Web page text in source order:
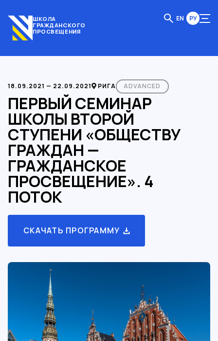
ШКОЛА
ГРАЖДАНСКОГО
ПРОСВЕЩЕНИЯ
EN РУ
18.09.2021 — 22.09.2021 РИГА ADVANCED
ПЕРВЫЙ СЕМИНАР
ШКОЛЫ ВТОРОЙ
СТУПЕНИ «ОБЩЕСТВУ
ГРАЖДАН —
ГРАЖДАНСКОЕ
ПРОСВЕЩЕНИЕ». 4
ПОТОК
СКАЧАТЬ ПРОГРАММУ